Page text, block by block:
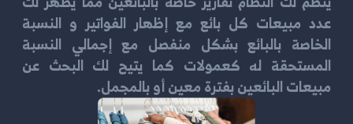
عدد مبيعات كل بائع مع إظهار الفواتير و النسبة
الخاصة بالبائع بشكل منفصل مع إجمالي النسبة
المستحقة له كعمولات كما يتيح لك البحث عن
مبيعات البائعين بفترة معين أو بالمجمل.